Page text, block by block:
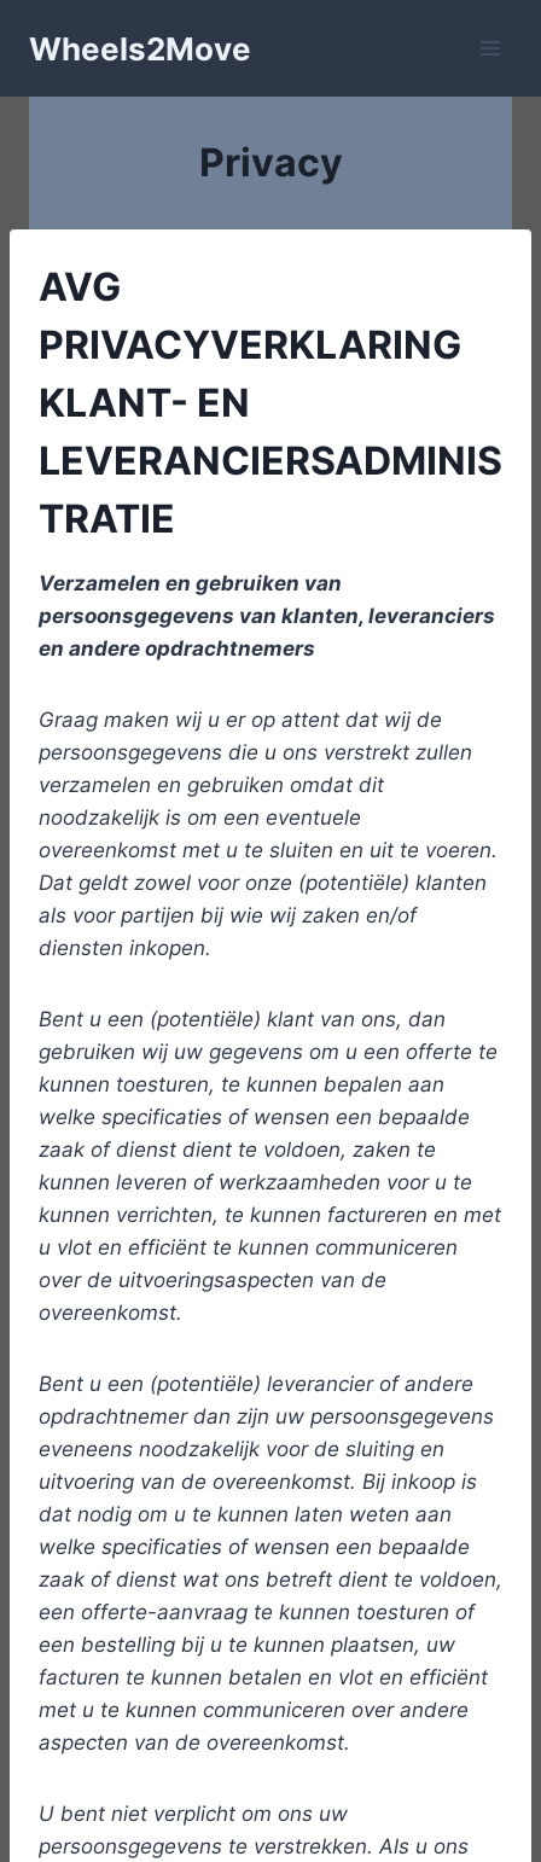
naarWheels2Move
Privacy
AVG
PRIVACYVERKLARING
KLANT- EN
LEVERANCIERSADMINIS
TRATIE
Verzamelen en gebruiken van
persoonsgegevens van klanten, leveranciers
en andere opdrachtnemers
Graag maken wij u er op attent dat wij de
persoonsgegevens die u ons verstrekt zullen
verzamelen en gebruiken omdat dit
noodzakelijk is om een eventuele
overeenkomst met u te sluiten en uit te voeren.
Dat geldt zowel voor onze (potentiële) klanten
als voor partijen bij wie wij zaken en/of
diensten inkopen.
Bent u een (potentiële) klant van ons, dan
gebruiken wij uw gegevens om u een offerte te
kunnen toesturen, te kunnen bepalen aan
welke specificaties of wensen een bepaalde
zaak of dienst dient te voldoen, zaken te
kunnen leveren of werkzaamheden voor u te
kunnen verrichten, te kunnen factureren en met
u vlot en efficiënt te kunnen communiceren
over de uitvoeringsaspecten van de
overeenkomst.
Bent u een (potentiële) leverancier of andere
opdrachtnemer dan zijn uw persoonsgegevens
eveneens noodzakelijk voor de sluiting en
uitvoering van de overeenkomst. Bij inkoop is
dat nodig om u te kunnen laten weten aan
welke specificaties of wensen een bepaalde
zaak of dienst wat ons betreft dient te voldoen,
een offerte-aanvraag te kunnen toesturen of
een bestelling bij u te kunnen plaatsen, uw
facturen te kunnen betalen en vlot en efficiënt
met u te kunnen communiceren over andere
aspecten van de overeenkomst.
U bent niet verplicht om ons uw
persoonsgegevens te verstrekken. Als u ons